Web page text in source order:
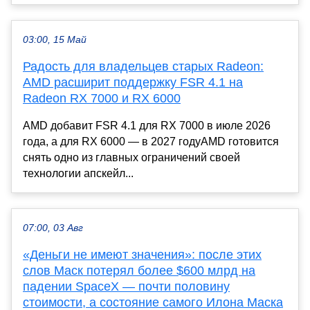
03:00, 15 Май
Радость для владельцев старых Radeon:
AMD расширит поддержку FSR 4.1 на
Radeon RX 7000 и RX 6000
AMD добавит FSR 4.1 для RX 7000 в июле 2026
года, а для RX 6000 — в 2027 годуAMD готовится
снять одно из главных ограничений своей
технологии апскейл...
07:00, 03 Авг
«Деньги не имеют значения»: после этих
слов Маск потерял более $600 млрд на
падении SpaceX — почти половину
стоимости, а состояние самого Илона Маска